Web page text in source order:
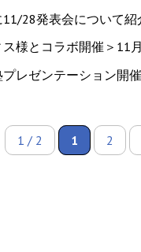
28発表会について紹
ス様とコラボ開催＞11
レゼンテーション開
1 / 2 1 2